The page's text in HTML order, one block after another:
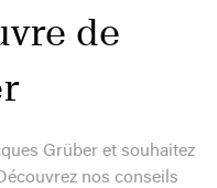
de
Grüber et souhaitez
nos conseils